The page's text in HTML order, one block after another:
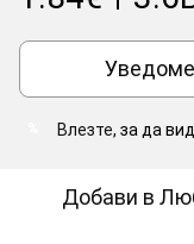
Влезте, за да
Добави в